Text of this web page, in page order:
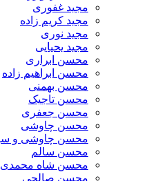
مجید غفوری
مجید کریم زاده
مجید نوری
مجید یحیایی
محسن ابراری
محسن ابراهیم زاده
محسن بهمنی
محسن تاجیک
محسن جعفری
محسن چاوشی
محسن چاوشی و سینا سرلک
محسن سالم
محسن شاه محمدی
محسن صالحی